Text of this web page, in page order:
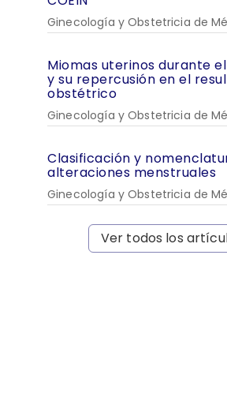
Ginecología y Obstetricia de
Miomas uterinos durante
y su repercusión en el
obstétrico
Ginecología y Obstetricia de
Clasificación y
alteraciones menstruales
Ginecología y Obstetricia de
Ver todos los